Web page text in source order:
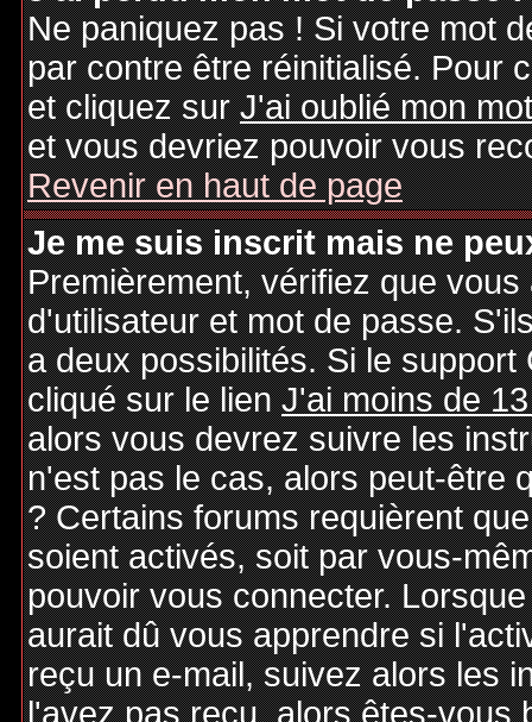
Ne paniquez pas ! Si votre mot
par contre être réinitialisé. Pour
et cliquez surJ'ai oublié mon
et vous devriez pouvoir vous
Revenir en haut de page
Je me suis inscrit mais ne
Premièrement, vérifiez que
d'utilisateur et mot de passe.
a deux possibilités. Si le
cliqué sur le lienJ'ai moins de
alors vous devrez suivre les
n'est pas le cas, alors peut-être
? Certains forums requièrent
soient activés, soit par vous-
pouvoir vous connecter.
aurait dû vous apprendre si
reçu un e-mail, suivez alors les
l'avez pas reçu, alors êtes-vous